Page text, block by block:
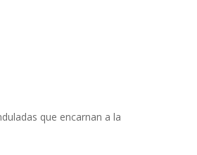
que encarnan a la